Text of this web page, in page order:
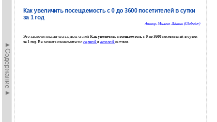
►Содержание►
Как увеличить посещаемость с 0 до 3600 посетителей в сутки
за 1 год
Автор: Михаил Шакин (Globator)
Это заключительная часть цикла статей Как увеличить посещаемость с 0 до 3600 посетителей в сутки
за 1 год . Вы можете ознакомиться с первойи второйчастями.